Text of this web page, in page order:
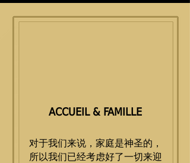
ACCUEIL & FAMILLE
对于我们来说，家庭是神圣的，
所以我们已经考虑好了一切来迎